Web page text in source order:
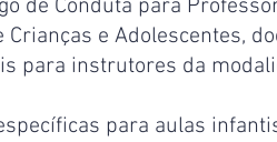
de Conduta para
Crianças e Adolescentes,
para instrutores da
para aulas